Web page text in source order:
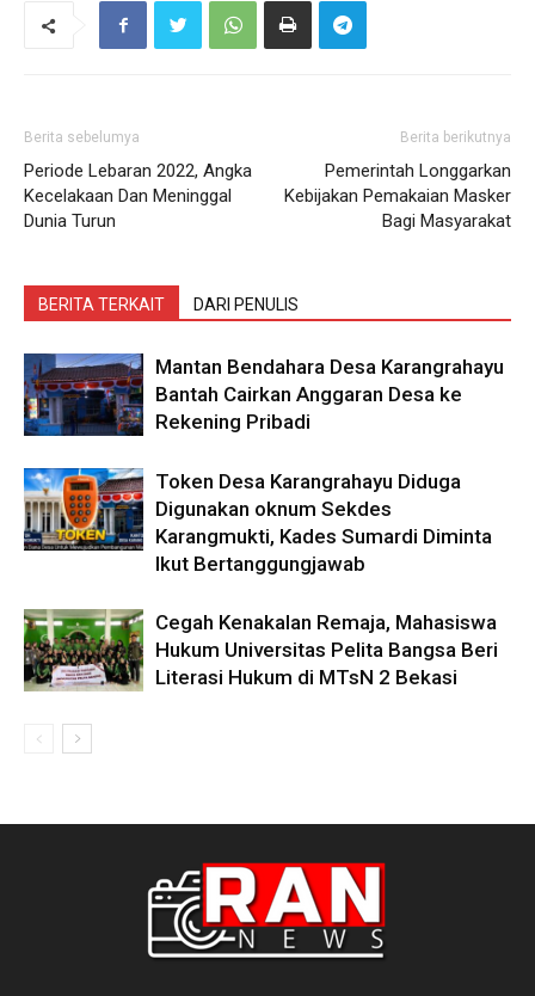
Berita sebelumya
Periode Lebaran 2022, Angka
Kecelakaan Dan Meninggal
Dunia Turun
Berita berikutnya
Pemerintah Longgarkan
Kebijakan Pemakaian Masker
Bagi Masyarakat
BERITA TERKAIT DARI PENULIS
Mantan Bendahara Desa Karangrahayu
Bantah Cairkan Anggaran Desa ke
Rekening Pribadi
Token Desa Karangrahayu Diduga
Digunakan oknum Sekdes
Karangmukti, Kades Sumardi Diminta
Ikut Bertanggungjawab
Cegah Kenakalan Remaja, Mahasiswa
Hukum Universitas Pelita Bangsa Beri
Literasi Hukum di MTsN 2 Bekasi